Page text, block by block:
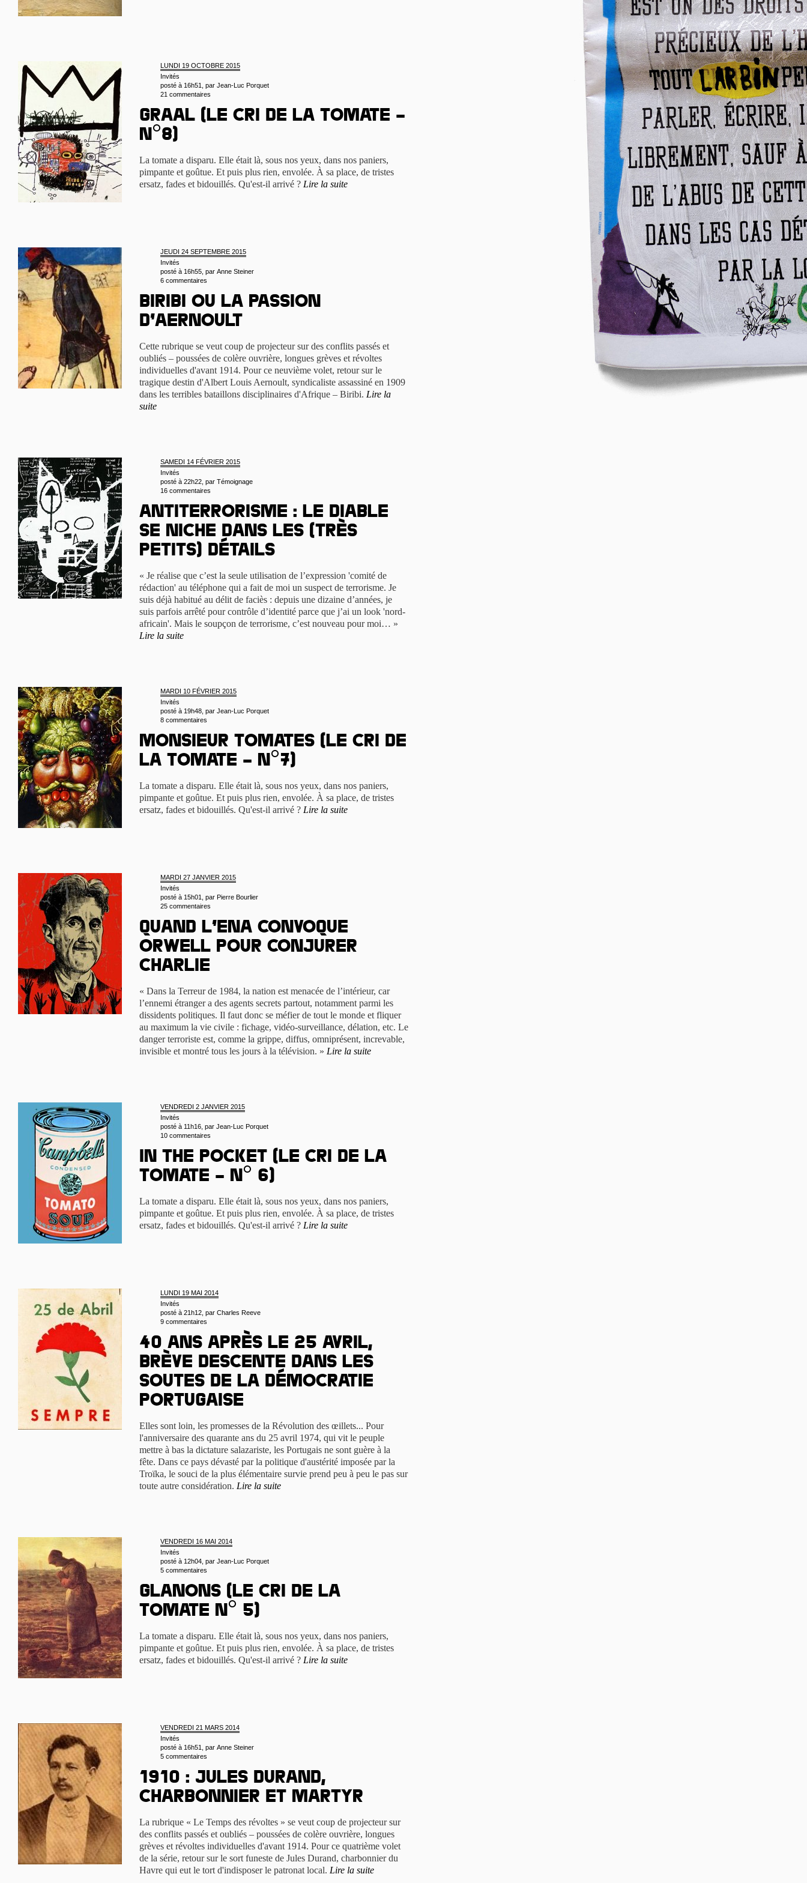
LUNDI 19 OCTOBRE 2015
Invités
posté à 16h51, par Jean-Luc Porquet
21 commentaires
Graal (le cri de la tomate –
n°8)
La tomate a disparu. Elle était là, sous nos yeux, dans nos paniers,
pimpante et goûtue. Et puis plus rien, envolée. À sa place, de tristes
ersatz, fades et bidouillés. Qu'est-il arrivé ? Lire la suite
JEUDI 24 SEPTEMBRE 2015
Invités
posté à 16h55, par Anne Steiner
6 commentaires
Biribi ou la passion
d’Aernoult
Cette rubrique se veut coup de projecteur sur des conflits passés et
oubliés – poussées de colère ouvrière, longues grèves et révoltes
individuelles d'avant 1914. Pour ce neuvième volet, retour sur le
tragique destin d'Albert Louis Aernoult, syndicaliste assassiné en 1909
dans les terribles bataillons disciplinaires d'Afrique – Biribi. Lire la
suite
SAMEDI 14 FÉVRIER 2015
Invités
posté à 22h22, par Témoignage
16 commentaires
Antiterrorisme : le diable
se niche dans les (très
petits) détails
« Je réalise que c’est la seule utilisation de l’expression 'comité de
rédaction' au téléphone qui a fait de moi un suspect de terrorisme. Je
suis déjà habitué au délit de faciès : depuis une dizaine d’années, je
suis parfois arrêté pour contrôle d’identité parce que j’ai un look 'nord-
africain'. Mais le soupçon de terrorisme, c’est nouveau pour moi… »
Lire la suite
MARDI 10 FÉVRIER 2015
Invités
posté à 19h48, par Jean-Luc Porquet
8 commentaires
Monsieur Tomates (le cri de
la tomate – n°7)
La tomate a disparu. Elle était là, sous nos yeux, dans nos paniers,
pimpante et goûtue. Et puis plus rien, envolée. À sa place, de tristes
ersatz, fades et bidouillés. Qu'est-il arrivé ? Lire la suite
MARDI 27 JANVIER 2015
Invités
posté à 15h01, par Pierre Bourlier
25 commentaires
Quand l’ENA convoque
Orwell pour conjurer
Charlie
« Dans la Terreur de 1984, la nation est menacée de l’intérieur, car
l’ennemi étranger a des agents secrets partout, notamment parmi les
dissidents politiques. Il faut donc se méfier de tout le monde et fliquer
au maximum la vie civile : fichage, vidéo-surveillance, délation, etc. Le
danger terroriste est, comme la grippe, diffus, omniprésent, increvable,
invisible et montré tous les jours à la télévision. » Lire la suite
VENDREDI 2 JANVIER 2015
Invités
posté à 11h16, par Jean-Luc Porquet
10 commentaires
In the pocket (Le cri de la
tomate – n° 6)
La tomate a disparu. Elle était là, sous nos yeux, dans nos paniers,
pimpante et goûtue. Et puis plus rien, envolée. À sa place, de tristes
ersatz, fades et bidouillés. Qu'est-il arrivé ? Lire la suite
LUNDI 19 MAI 2014
Invités
posté à 21h12, par Charles Reeve
9 commentaires
40 ans après le 25 Avril,
brève descente dans les
soutes de la démocratie
portugaise
Elles sont loin, les promesses de la Révolution des œillets... Pour
l'anniversaire des quarante ans du 25 avril 1974, qui vit le peuple
mettre à bas la dictature salazariste, les Portugais ne sont guère à la
fête. Dans ce pays dévasté par la politique d'austérité imposée par la
Troïka, le souci de la plus élémentaire survie prend peu à peu le pas sur
toute autre considération. Lire la suite
VENDREDI 16 MAI 2014
Invités
posté à 12h04, par Jean-Luc Porquet
5 commentaires
Glanons (Le cri de la
tomate n° 5)
La tomate a disparu. Elle était là, sous nos yeux, dans nos paniers,
pimpante et goûtue. Et puis plus rien, envolée. À sa place, de tristes
ersatz, fades et bidouillés. Qu'est-il arrivé ? Lire la suite
VENDREDI 21 MARS 2014
Invités
posté à 16h51, par Anne Steiner
5 commentaires
1910 : Jules Durand,
charbonnier et martyr
La rubrique « Le Temps des révoltes » se veut coup de projecteur sur
des conflits passés et oubliés – poussées de colère ouvrière, longues
grèves et révoltes individuelles d'avant 1914. Pour ce quatrième volet
de la série, retour sur le sort funeste de Jules Durand, charbonnier du
Havre qui eut le tort d'indisposer le patronat local. Lire la suite